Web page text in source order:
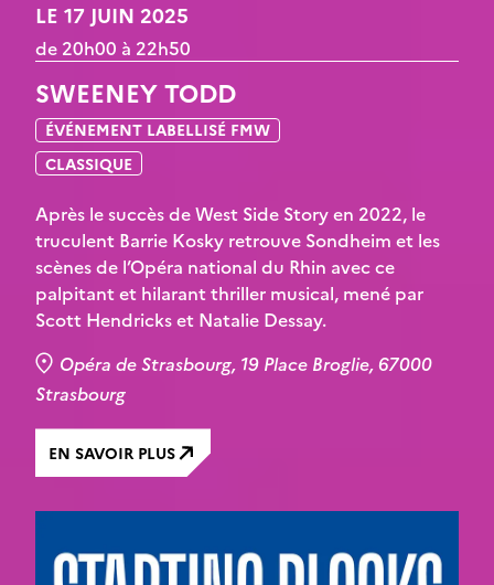
LE 17 JUIN 2025
de 20h00 à 22h50
SWEENEY TODD
ÉVÉNEMENT LABELLISÉ FMW
CLASSIQUE
Après le succès de West Side Story en 2022, le
truculent Barrie Kosky retrouve Sondheim et les
scènes de l’Opéra national du Rhin avec ce
palpitant et hilarant thriller musical, mené par
Scott Hendricks et Natalie Dessay.
Opéra de Strasbourg, 19 Place Broglie, 67000
Strasbourg
EN SAVOIR PLUS